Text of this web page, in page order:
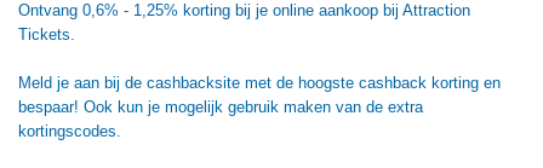
Ontvang 0,6% - 1,25% korting bij je online aankoop bij Attraction
Tickets.
Meld je aan bij de cashbacksite met de hoogste cashback korting en
bespaar! Ook kun je mogelijk gebruik maken van de extra
kortingscodes.